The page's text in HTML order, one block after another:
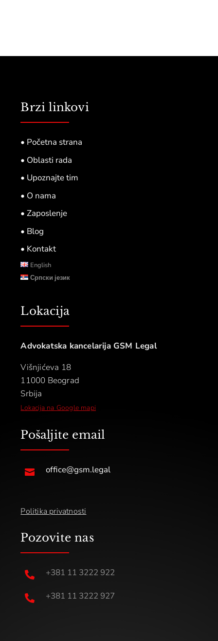
Brzi linkovi
• Početna strana
• Oblasti rada
• Upoznajte tim
• O nama
• Zaposlenje
• Blog
• Kontakt
English
Српски језик
Lokacija
Advokatska kancelarija GSM Legal
Višnjićeva 18
11000 Beograd
Srbija
Lokacija na Google mapi
Pošaljite email
 office@gsm.legal
Politika privatnosti
Pozovite nas
 +381 11 3222 922
 +381 11 3222 927